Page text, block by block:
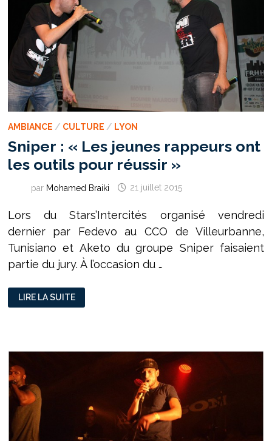
AMBIANCE / CULTURE / LYON
Sniper : « Les jeunes rappeurs ont
les outils pour réussir »
par Mohamed Braiki 21 juillet 2015
Lors du Stars’Intercités organisé vendredi
dernier par Fedevo au CCO de Villeurbanne,
Tunisiano et Aketo du groupe Sniper faisaient
partie du jury. À l’occasion du …
SNIPER :
« LES
JEUNES
POUR
LIRE LA SUITE